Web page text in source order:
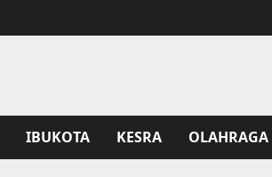
IBUKOTA KESRA OLAHRAGA